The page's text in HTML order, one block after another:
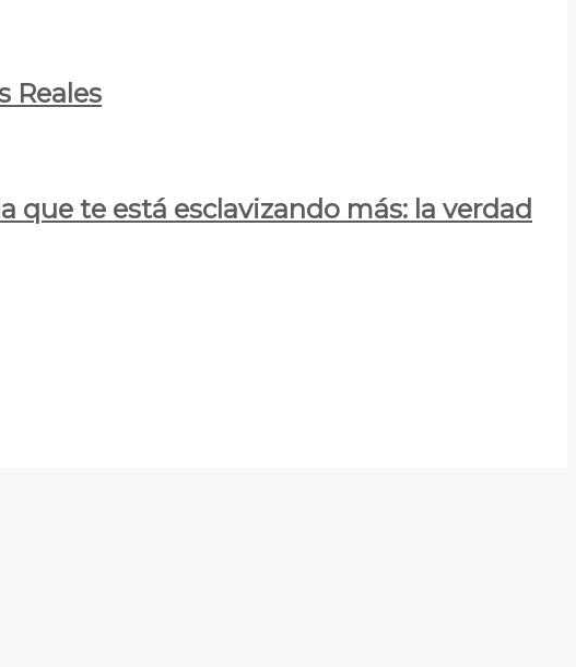
Reales
te está esclavizando más: la verdad